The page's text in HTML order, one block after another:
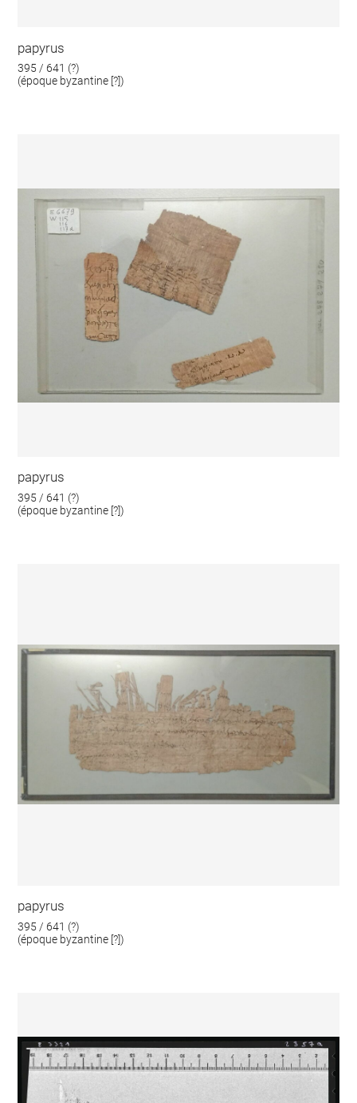
papyrus
395 / 641 (?)
(époque byzantine [?])
papyrus
395 / 641 (?)
(époque byzantine [?])
papyrus
395 / 641 (?)
(époque byzantine [?])